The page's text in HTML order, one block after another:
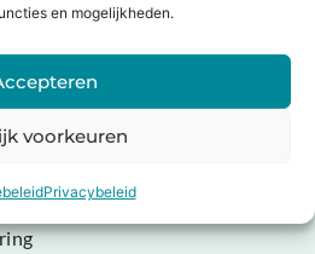
en mogelijkheden.
voorkeuren
Privacybeleid
repareren?
het mogelijk zijn dat je toestel